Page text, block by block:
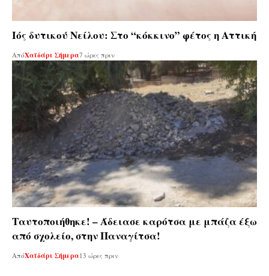
Ιός δυτικού Νείλου: Στο “κόκκινο” φέτος η Αττική
ΑπόΧαϊδάρι Σήμερα7 ώρες πριν
Ταυτοποιήθηκε! – Άδειασε καρότσα με μπάζα έξω
από σχολείο, στην Παναγίτσα!
ΑπόΧαϊδάρι Σήμερα 13 ώρες πριν